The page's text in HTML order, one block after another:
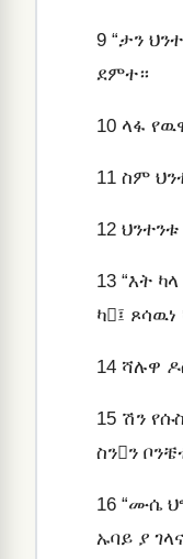
9 “ታን
ደምተ።
10 ላፋ
11 ስም
12
13 “እት
ካ፤
14 ሻሉዋ
15 ሽን
ስንን
16 “ሙሴ
ኡባይ ያ